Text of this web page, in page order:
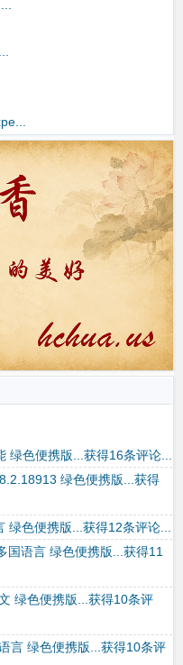
绿色便携版...获得16条评论...
绿色便携版...获得
绿色便携版...获得12条评论...
国语言 绿色便携版...获得11
绿色便携版...获得10条评
言 绿色便携版...获得10条评